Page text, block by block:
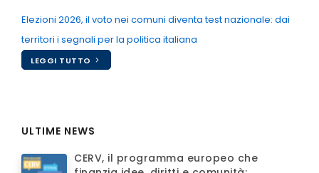
Elezioni 2026, il voto nei comuni diventa test nazionale: dai
territori i segnali per la politica italiana
LEGGI TUTTO
ULTIME NEWS
CERV, il programma europeo che